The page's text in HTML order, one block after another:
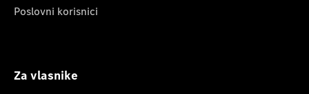
Poslovni korisnici
Za vlasnike